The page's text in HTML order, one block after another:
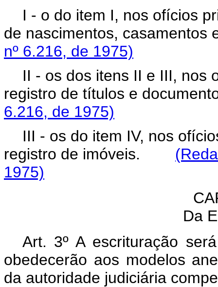
I - o do item I, nos ofícios
de nascimentos,
nº 6.216, de 1975)
II - os dos itens II e III, nos
registro de títulos e
6.216, de 1975)
III - os do item IV, nos
registro de imóveis.
1975)
Da
Art. 3º A escrituração
obedecerão aos modelos
da autoridade judiciária